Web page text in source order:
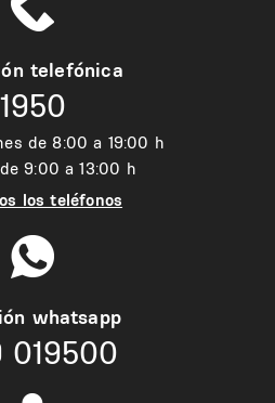
telefónica
1950
de 8:00 a 19:00 h
9:00 a 13:00 h
los teléfonos
whatsapp
019500